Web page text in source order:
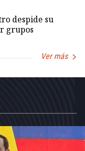
despide su
grupos
Ver más